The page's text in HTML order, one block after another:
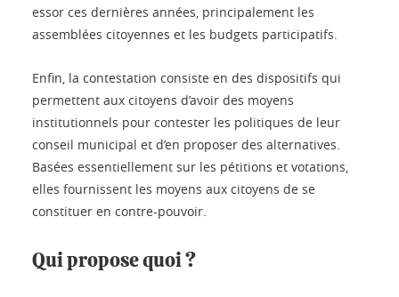
essor ces dernières années, principalement les
assemblées citoyennes et les budgets participatifs.
Enfin, la contestation consiste en des dispositifs qui
permettent aux citoyens d’avoir des moyens
institutionnels pour contester les politiques de leur
conseil municipal et d’en proposer des alternatives.
Basées essentiellement sur les pétitions et votations,
elles fournissent les moyens aux citoyens de se
constituer en contre-pouvoir.
Qui propose quoi ?